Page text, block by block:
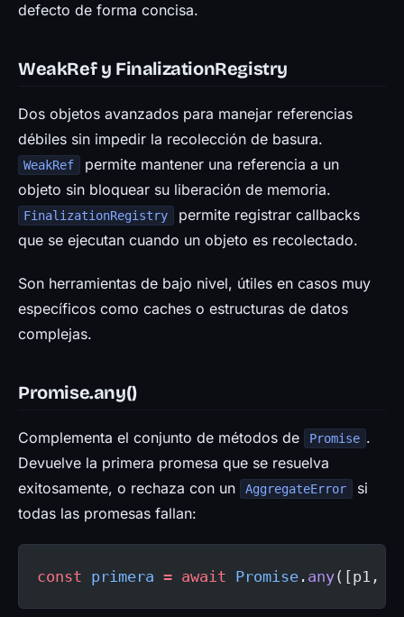
defecto de forma concisa.
WeakRef y FinalizationRegistry
Dos objetos avanzados para manejar referencias
débiles sin impedir la recolección de basura.
WeakRef
permite mantener una referencia a un
objeto sin bloquear su liberación de memoria.
FinalizationRegistry
permite registrar callbacks
que se ejecutan cuando un objeto es recolectado.
Son herramientas de bajo nivel, útiles en casos muy
específicos como caches o estructuras de datos
complejas.
Promise.any()
Complementa el conjunto de métodos de Promise .
Devuelve la primera promesa que se resuelva
exitosamente, o rechaza con un
AggregateError
si
todas las promesas fallan:
const primera = await Promise . any([p1,